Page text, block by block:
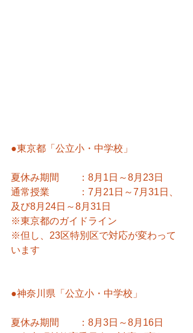
●東京都「公立小・中学校」
夏休み期間　　：8月1日～8月23日
通常授業　　　：7月21日～7月31日、
及び8月24日～8月31日
※東京都のガイドライン
※但し、23区特別区で対応が変わって
います
●神奈川県「公立小・中学校」
夏休み期間　　：8月3日～8月16日